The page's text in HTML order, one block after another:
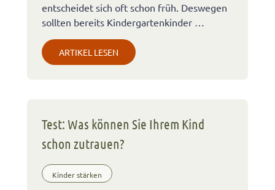
entscheidet sich oft schon früh. Deswegen
sollten bereits Kindergartenkinder …
ARTIKEL LESEN
Test: Was können Sie Ihrem Kind
schon zutrauen?
Kinder stärken